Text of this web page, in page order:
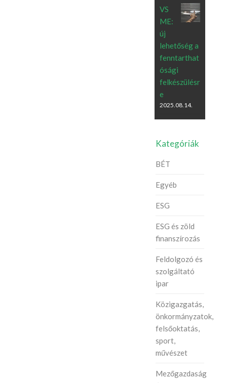
VS
ME:
új
lehetőség a
fenntarthat
ósági
felkészülésr
e
2025.08.14.
Kategóriák
BÉT
Egyéb
ESG
ESG és zöld
finanszírozás
Feldolgozó és
szolgáltató
ipar
Közigazgatás,
önkormányzatok,
felsőoktatás,
sport,
művészet
Mezőgazdaság